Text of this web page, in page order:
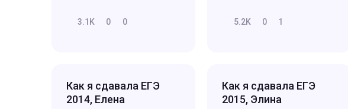
3.1K 0 0 5.2K 0 1
Как я сдавала ЕГЭ
2014, Елена
Как я сдавала ЕГЭ
2015, Элина